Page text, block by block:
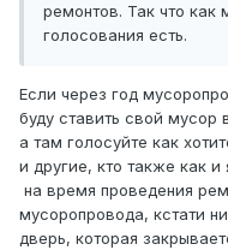
ремонтов. Так что как
голосования есть.
Если через год
буду ставить свой мусор
а там голосуйте как
и другие, кто также как
на время проведения
мусоропровода, кстати
дверь, которая